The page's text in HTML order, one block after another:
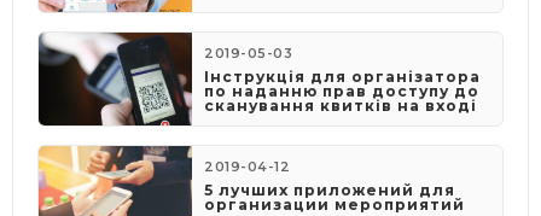
2019-05-03
​Інструкція для організатора
по наданню прав доступу до
сканування квитків на вході
2019-04-12
5 лучших приложений для
организации мероприятий